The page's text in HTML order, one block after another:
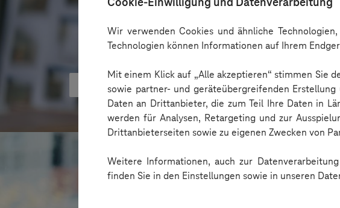
Wir verwenden Cookies und ähnliche
Technologien können Informationen auf Ihrem
Mit einem Klick auf „Alle akzeptieren“ stimmen Sie
sowie partner- und geräteübergreifenden
Daten an Drittanbieter, die zum Teil Ihre Daten in
werden für Analysen, Retargeting und zur
Drittanbieterseiten sowie zu eigenen Zwecken von
Weitere Informationen, auch zur
finden Sie in den Einstellungen sowie in unseren
KI kann Barrieren überbrücken - aber nicht